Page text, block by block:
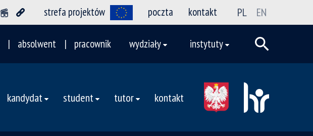
strefa projektów poczta kontakt PL EN
absolwent pracownik wydziały instytuty
kandydat student tutor kontakt